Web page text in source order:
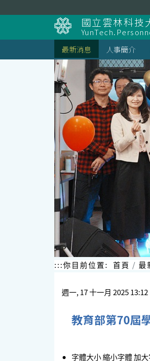
到
國立雲林科技
最新消息
人事簡介
:::你目前位置: 首頁 最
週一, 17 十一月 2025 13:12
教育部第70屆
字體大小縮小字體加